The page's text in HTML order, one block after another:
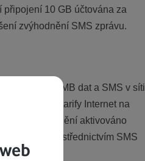
10 GB účtována za
zvýhodnění SMS zprávu.
500 MB dat a SMS v síti
kabelu/+ a tarify Internet na
zvýhodnění aktivováno
o aktivaci prostřednictvím SMS